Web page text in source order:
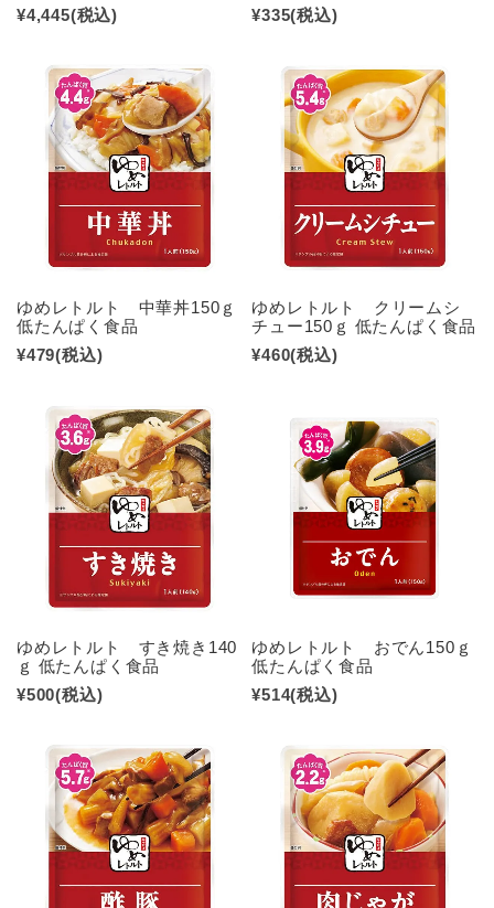
¥4,445(税込)
¥335(税込)
ゆめレトルト 中華丼150ｇ
低たんぱく食品
¥479(税込)
ゆめレトルト クリームシ
チュー150ｇ 低たんぱく食品
¥460(税込)
ゆめレトルト すき焼き140
ｇ 低たんぱく食品
¥500(税込)
ゆめレトルト おでん150ｇ
低たんぱく食品
¥514(税込)